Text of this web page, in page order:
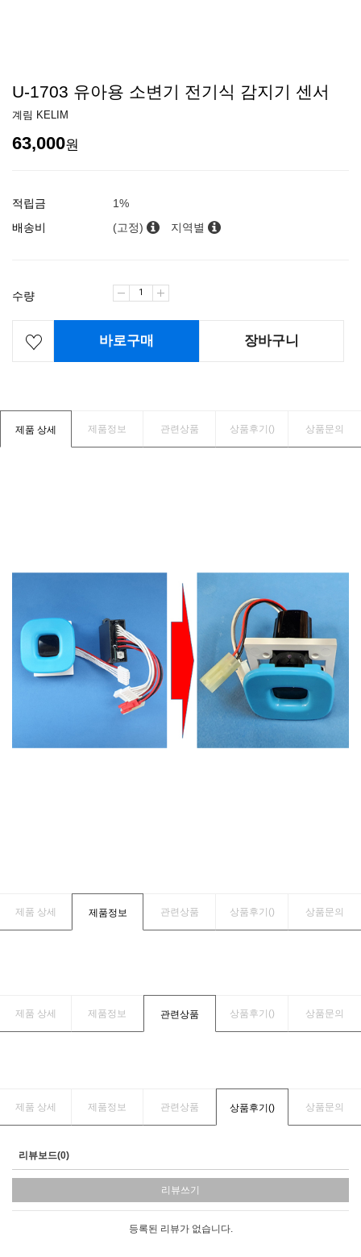
U-1703 유아용 소변기 전기식 감지기 센서
계림 KELIM
63,000원
적립금
1%
배송비
(고정) 지역별
수량
바로구매 장바구니
제품 상세 제품정보 관련상품 상품후기() 상품문의
제품 상세 제품정보 관련상품 상품후기() 상품문의
제품 상세 제품정보 관련상품 상품후기() 상품문의
제품 상세 제품정보 관련상품 상품후기() 상품문의
리뷰보드(0)
리뷰쓰기
등록된 리뷰가 없습니다.